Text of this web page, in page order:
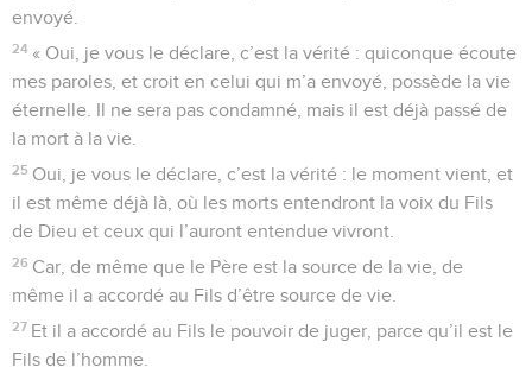
envoyé.
24 « Oui, je vous le déclare, c’est la vérité : quiconque écoute
mes paroles, et croit en celui qui m’a envoyé, possède la vie
éternelle. Il ne sera pas condamné, mais il est déjà passé de
la mort à la vie.
25 Oui, je vous le déclare, c’est la vérité : le moment vient, et
il est même déjà là, où les morts entendront la voix du Fils
de Dieu et ceux qui l’auront entendue vivront.
26 Car, de même que le Père est la source de la vie, de
même il a accordé au Fils d’être source de vie.
27 Et il a accordé au Fils le pouvoir de juger, parce qu’il est le
Fils de l’homme.